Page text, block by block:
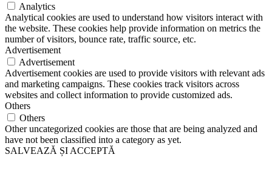
Analytics
Analytical cookies are used to understand how visitors interact with
the website. These cookies help provide information on metrics the
number of visitors, bounce rate, traffic source, etc.
Advertisement
Advertisement
Advertisement cookies are used to provide visitors with relevant ads
and marketing campaigns. These cookies track visitors across
websites and collect information to provide customized ads.
Others
Others
Other uncategorized cookies are those that are being analyzed and
have not been classified into a category as yet.
SALVEAZĂ ȘI ACCEPTĂ